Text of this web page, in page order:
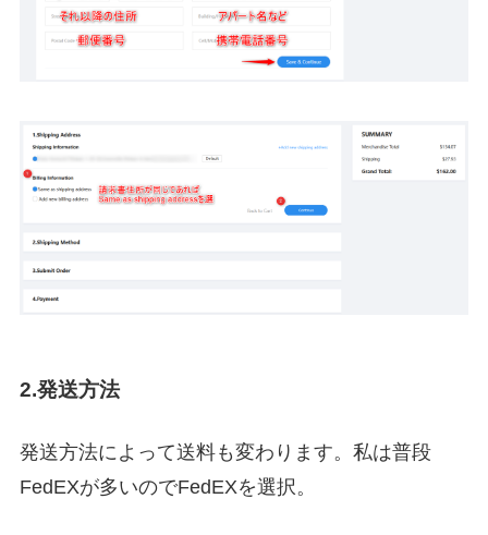
2.発送方法
発送方法によって送料も変わります。私は普段
FedEXが多いのでFedEXを選択。